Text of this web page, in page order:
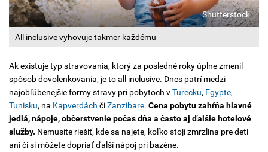
All inclusive vyhovuje takmer každému
Shutterstock
Ak existuje typ stravovania, ktorý za posledné roky úplne zmenil
spôsob dovolenkovania, je to all inclusive. Dnes patrí medzi
najobľúbenejšie formy stravy pri pobytoch vTurecku, Egypte,
Tunisku, na Kapverdách čiZanzibare. Cena pobytu zahŕňa hlavné
jedlá, nápoje, občerstvenie počas dňa a často aj ďalšie hotelové
služby. Nemusíte riešiť, kde sa najete, koľko stojí zmrzlina pre deti
ani či si môžete dopriať ďalší nápoj pri bazéne.